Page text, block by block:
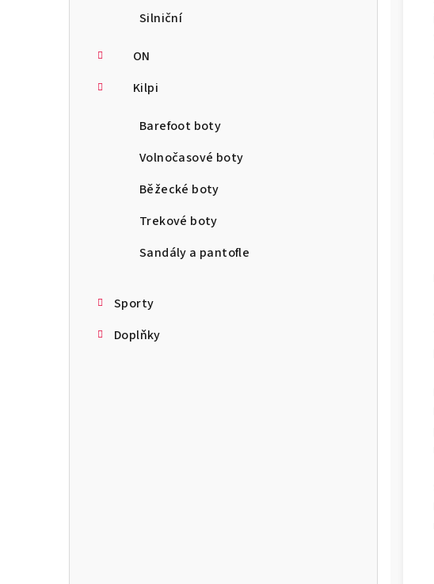
Silniční
ON
Kilpi
Barefoot boty
Volnočasové boty
Běžecké boty
Trekové boty
Sandály a pantofle
Sporty
Doplňky